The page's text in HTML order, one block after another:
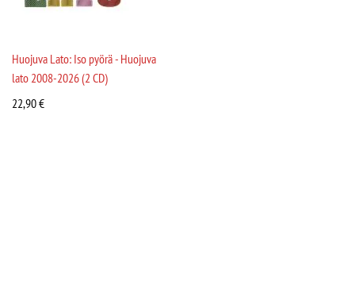
Huojuva Lato: Iso pyörä - Huojuva
lato 2008-2026 (2 CD)
22,90€